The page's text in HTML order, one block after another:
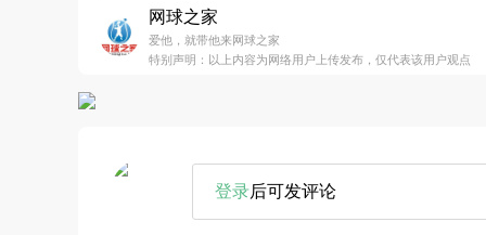
网球之家
爱他，就带他来网球之家
特别声明：以上内容为网络用户上传发布，仅代表该用户观点
登录后可发评论